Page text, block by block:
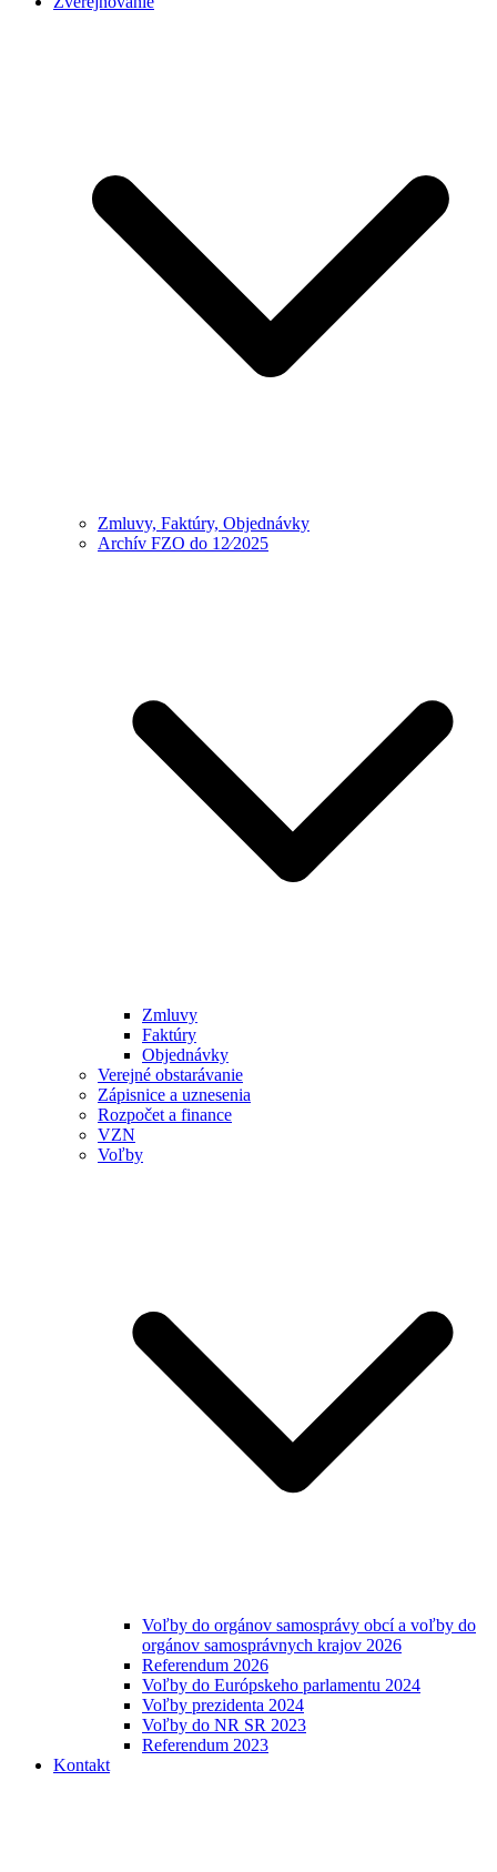
Zmluvy, Faktúry, Objednávky
Archív FZO do 12⁄2025
Zmluvy
Faktúry
Objednávky
Verejné obstarávanie
Zápisnice a uznesenia
Rozpočet a finance
VZN
Voľby
Voľby do orgánov samosprávy obcí a voľby do
orgánov samosprávnych krajov 2026
Referendum 2026
Voľby do Európskeho parlamentu 2024
Voľby prezidenta 2024
Voľby do NR SR 2023
Referendum 2023
Kontakt